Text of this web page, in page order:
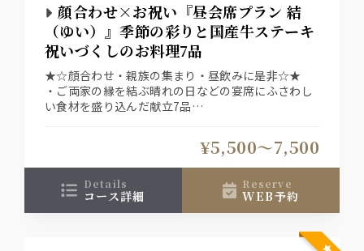
顔合わせ×お祝い『昼会席プラン 結
（ゆい）』季節の彩りと国産牛ステーキ
祝いづくしのお料理7品
★☆顔合わせ・親族の集まり・昼飲みに是非☆★
・ご両家の縁を結ぶ晴れの日などの宴席にふさわし
い食材を盛り込んだ献立7品
¥5,500〜7,500
details
コース詳細
reserve
WEB予約